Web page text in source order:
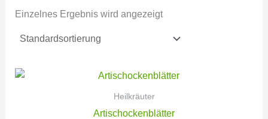
Einzelnes Ergebnis wird angezeigt
Heilkräuter
Artischockenblätter